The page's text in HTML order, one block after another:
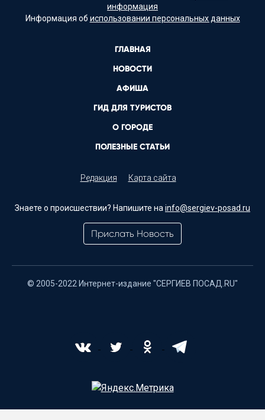
информация
Информация об использовании персональных данных
ГЛАВНАЯ
НОВОСТИ
АФИША
ГИД ДЛЯ ТУРИСТОВ
О ГОРОДЕ
ПОЛЕЗНЫЕ СТАТЬИ
Редакция Карта сайта
Знаете о происшествии? Напишите на info@sergiev-posad.ru
Прислать Новость
© 2005-2022 Интернет-издание "СЕРГИЕВ ПОСАД.RU"